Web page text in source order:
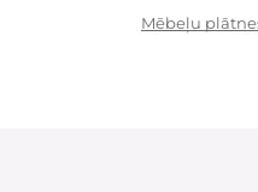
Mēbeļu